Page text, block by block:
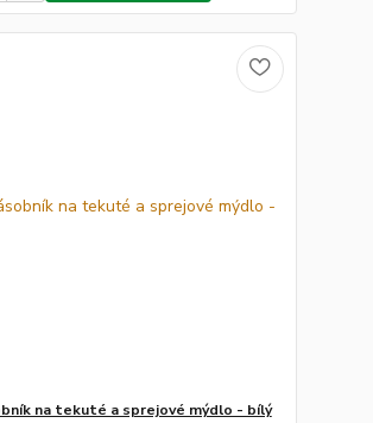
na tekuté a sprejové mýdlo - bílý